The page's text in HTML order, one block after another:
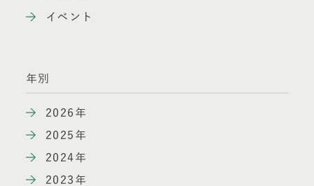
イベント
年別
2026年
2025年
2024年
2023年